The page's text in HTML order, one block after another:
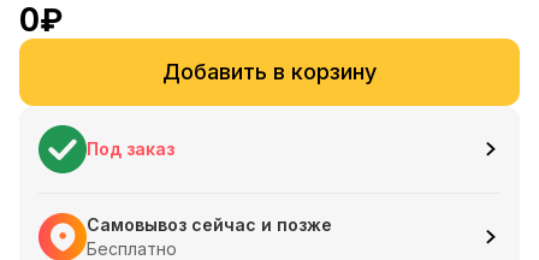
0₽
Добавить в корзину
Под заказ
Самовывоз сейчас и позже
Бесплатно